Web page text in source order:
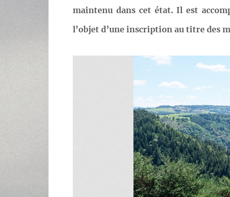
maintenu dans cet état. Il est
l’objet d’une inscription au titre des